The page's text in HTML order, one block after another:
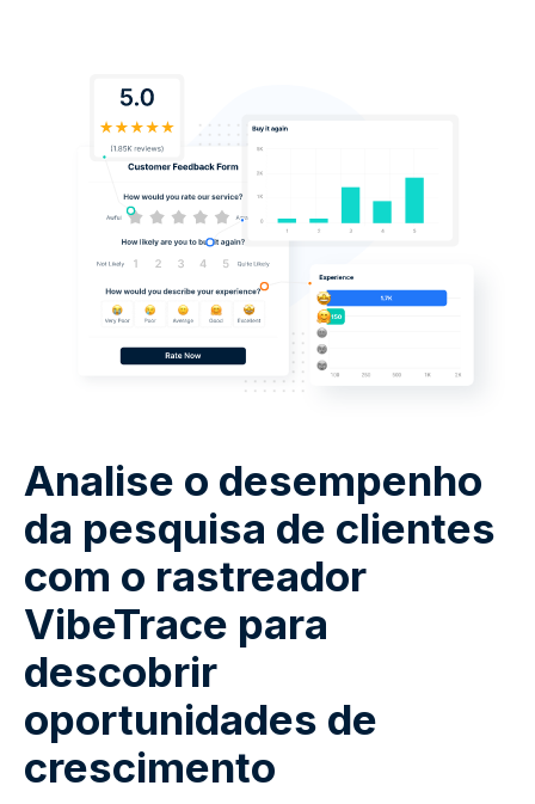
Analise o desempenho
da pesquisa de clientes
com o rastreador
VibeTrace para
descobrir
oportunidades de
crescimento